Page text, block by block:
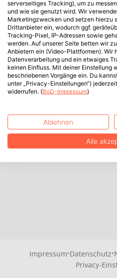
Impressum·Datenschutz·
Privacy-
serverseitiges Tracking), um zu
und wie sie genutzt wird. Wir
Marketingzwecken und setzen hierzu
Drittanbieter ein, wodurch ggf.
Tracking-Pixel, IP-Adressen sowie
werden. Auf unserer Seite betten wir
Anbietern ein (Video-Plattformen). Wir
Datenverarbeitung und ein etwaiges
keinen Einfluss. Mit deiner Einstellung
beschriebenen Vorgänge ein. Du
unter „Privacy-Einstellungen“)
widerrufen. (BoD-Impressum)
Ablehnen
Alle